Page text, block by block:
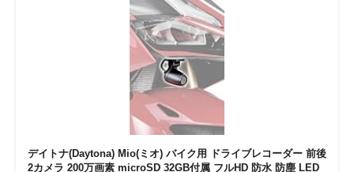
デイトナ(Daytona) Mio(ミオ) バイク用 ドライブレコーダー 前後
2カメラ 200万画素 microSD 32GB付属 フルHD 防水 防塵 LED